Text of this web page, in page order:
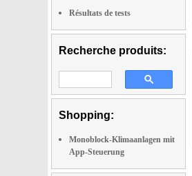
Résultats de tests
Recherche produits:
Shopping:
Monoblock-Klimaanlagen mit
App-Steuerung